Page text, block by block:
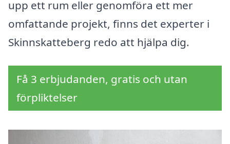
upp ett rum eller genomföra ett mer
omfattande projekt, finns det experter i
Skinnskatteberg redo att hjälpa dig.
Få 3 erbjudanden, gratis och utan
förpliktelser